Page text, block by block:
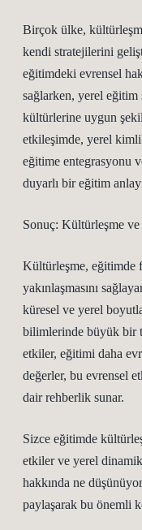
Birçok ülke,
kendi stratejilerini
eğitimdeki evrensel
sağlarken, yerel
kültürlerine uygun
etkileşimde, yerel
eğitime entegrasyonu
duyarlı bir eğitim
Sonuç: Kültürleşme
Kültürleşme, eğitimde
yakınlaşmasını
küresel ve yerel
bilimlerinde büyük bir
etkiler, eğitimi daha
değerler, bu evrensel
dair rehberlik sunar.
Sizce eğitimde
etkiler ve yerel
hakkında ne
paylaşarak bu önemli